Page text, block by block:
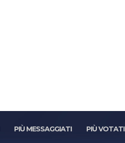
PIÙ MESSAGGIATI PIÙ VOTATI